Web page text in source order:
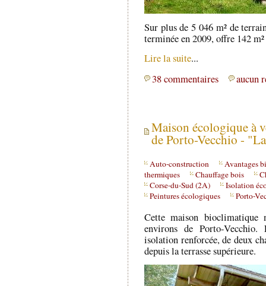
Sur plus de 5 046 m² de
terminée en 2009, offre 142
Lire la suite...
38 commentaires
aucun
Maison écologique à
de Porto-Vecchio -
Auto-construction
Avantages
thermiques
Chauffage bois
Corse-du-Sud (2A)
Isolation
Peintures écologiques
Porto-
Cette maison bioclimatique
environs de Porto-Vecchio.
isolation renforcée, de deux
depuis la terrasse supérieure.